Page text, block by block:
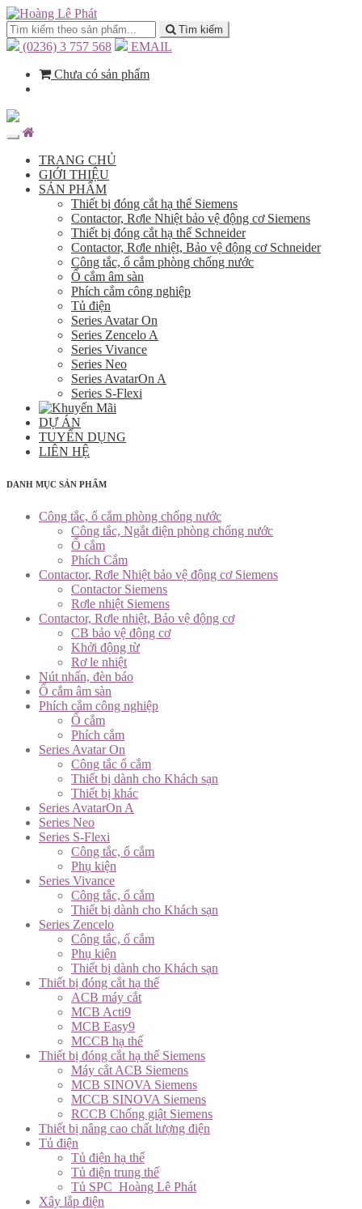
Tìm kiếm
(0236) 3 757 568
EMAIL
Chưa có sản phẩm
TRANG CHỦ
GIỚI THIỆU
SẢN PHẨM
Thiết bị đóng cắt hạ thế Siemens
Contactor, Rơle Nhiệt bảo vệ động cơ Siemens
Thiết bị đóng cắt hạ thế Schneider
Contactor, Rơle nhiệt, Bảo vệ động cơ Schneider
Công tắc, ổ cắm phòng chống nước
Ổ cắm âm sàn
Phích cắm công nghiệp
Tủ điện
Series Avatar On
Series Zencelo A
Series Vivance
Series Neo
Series AvatarOn A
Series S-Flexi
DỰ ÁN
TUYỂN DỤNG
LIÊN HỆ
DANH MỤC SẢN PHẨM
Công tắc, ổ cắm phòng chống nước
Công tắc, Ngắt điện phòng chống nước
Ổ cắm
Phích Cắm
Contactor, Rơle Nhiệt bảo vệ động cơ Siemens
Contactor Siemens
Rơle nhiệt Siemens
Contactor, Rơle nhiệt, Bảo vệ động cơ
CB bảo vệ động cơ
Khởi động từ
Rơ le nhiệt
Nút nhấn, đèn báo
Ổ cắm âm sàn
Phích cắm công nghiệp
Ổ cắm
Phích cắm
Series Avatar On
Công tắc ổ cắm
Thiết bị dành cho Khách sạn
Thiết bị khác
Series AvatarOn A
Series Neo
Series S-Flexi
Công tắc, ổ cắm
Phụ kiện
Series Vivance
Công tắc, ổ cắm
Thiết bị dành cho Khách sạn
Series Zencelo
Công tắc, ổ cắm
Phụ kiện
Thiết bị dành cho Khách sạn
Thiết bị đóng cắt hạ thế
ACB máy cắt
MCB Acti9
MCB Easy9
MCCB hạ thế
Thiết bị đóng cắt hạ thế Siemens
Máy cắt ACB Siemens
MCB SINOVA Siemens
MCCB SINOVA Siemens
RCCB Chống giật Siemens
Thiết bị nâng cao chất lượng điện
Tủ điện
Tủ điện hạ thế
Tủ điện trung thế
Tủ SPC_Hoàng Lê Phát
Xây lắp điện